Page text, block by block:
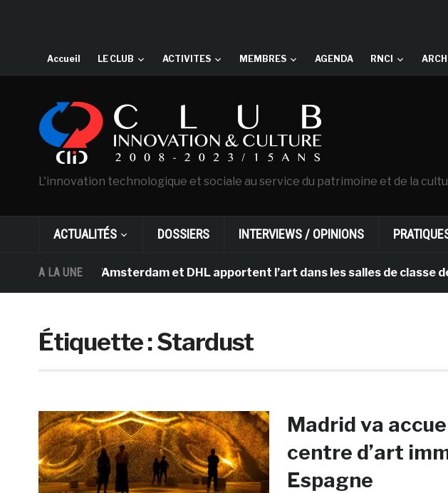
Accueil LE CLUB ACTIVITES MEMBRES AGENDA RNCI
L'innovation technologique et sociale au service du patrimoine et de la
ACTUALITÉS DOSSIERS INTERVIEWS / OPINIONS
A LA UNE
Van Gogh d’Amsterdam et DHL apportent l’art dans les salles de classe des
Étiquette :Stardust
Madrid va
centre d’art
Espagne